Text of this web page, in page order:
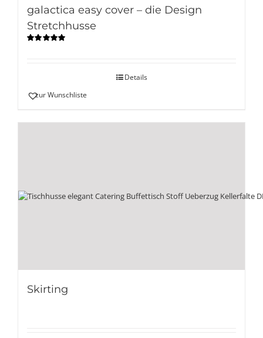
galactica easy cover – die Design
Stretchhusse
Details
zur Wunschliste
Skirting